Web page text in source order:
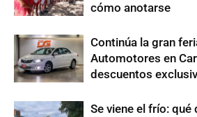
cómo anotarse
Continúa la gran
Automotores en
descuentos
Se viene el frío: